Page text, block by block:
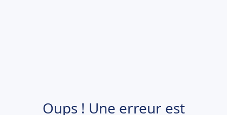
Oups ! Une erreur est